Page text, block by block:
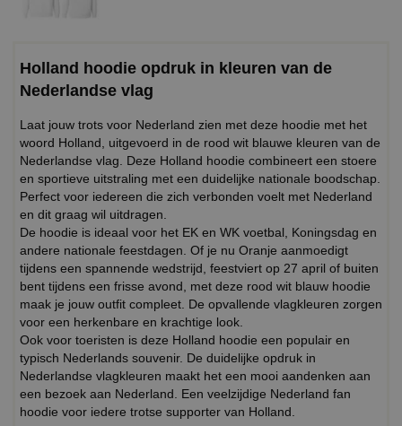
Holland hoodie opdruk in kleuren van de
Nederlandse vlag
Laat jouw trots voor Nederland zien met deze hoodie met het
woord Holland, uitgevoerd in de rood wit blauwe kleuren van de
Nederlandse vlag. Deze Holland hoodie combineert een stoere
en sportieve uitstraling met een duidelijke nationale boodschap.
Perfect voor iedereen die zich verbonden voelt met Nederland
en dit graag wil uitdragen.
De hoodie is ideaal voor het EK en WK voetbal, Koningsdag en
andere nationale feestdagen. Of je nu Oranje aanmoedigt
tijdens een spannende wedstrijd, feestviert op 27 april of buiten
bent tijdens een frisse avond, met deze rood wit blauw hoodie
maak je jouw outfit compleet. De opvallende vlagkleuren zorgen
voor een herkenbare en krachtige look.
Ook voor toeristen is deze Holland hoodie een populair en
typisch Nederlands souvenir. De duidelijke opdruk in
Nederlandse vlagkleuren maakt het een mooi aandenken aan
een bezoek aan Nederland. Een veelzijdige Nederland fan
hoodie voor iedere trotse supporter van Holland.